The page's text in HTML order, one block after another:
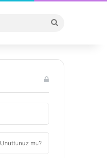
...
Unuttunuz mu?